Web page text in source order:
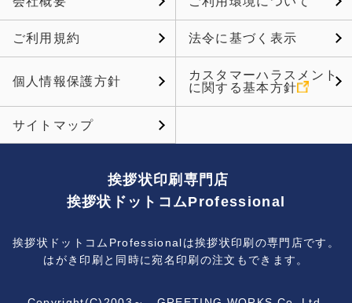
ご利用規約 法令に基づく表示
個人情報保護方針
カスタマーハラスメント
に関する基本方針
サイトマップ
挨拶状印刷専門店
挨拶状ドットコムProfessional
挨拶状ドットコムProfessionalは挨拶状印刷の専門店です。
はがき印刷と同時に宛名印刷の注文もできます。